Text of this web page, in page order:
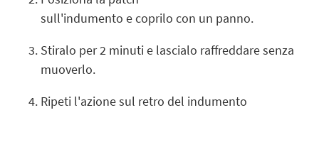
sull'indumento e coprilo con un panno.
Stiralo per 2 minuti e lascialo raffreddare senza
muoverlo.
Ripeti l'azione sul retro del indumento